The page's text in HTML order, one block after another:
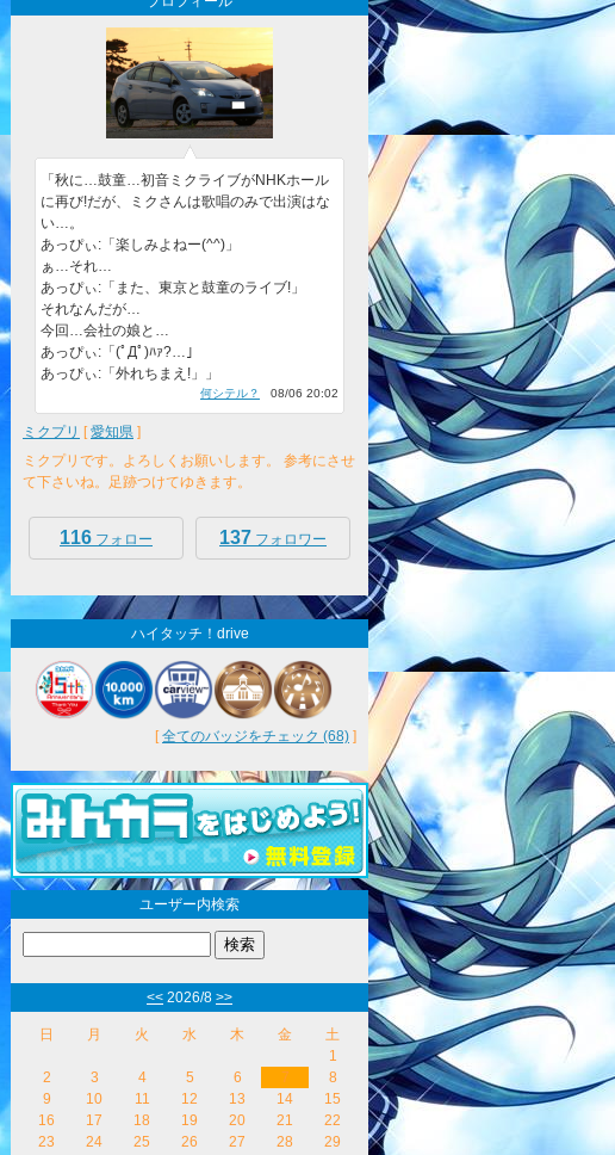
「秋に…鼓童…初音ミクライブがNHKホール
に再び!だが、ミクさんは歌唱のみで出演はな
い…。
あっぴぃ:「楽しみよねー(^^)」
ぁ…それ…
あっぴぃ:「また、東京と鼓童のライブ!」
それなんだが…
今回…会社の娘と…
あっぴぃ:「(ﾟДﾟ)ﾊｧ?…」
あっぴぃ:「外れちまえ!」」
何シテル？ 08/06 20:02
ミクプリ [愛知県 ]
ミクプリです。よろしくお願いします。 参考にさせ
て下さいね。足跡つけてゆきます。
116 フォロー 137 フォロワー
ハイタッチ！drive
[全てのバッジをチェック (68) ]
ユーザー内検索
<< 2026/8 >>
日 月 火 水 木 金
土
1
2
3 4 5 6 7
8
9
10 11 12 13 14
15
16
17 18 19 20 21
22
23
24 25 26 27 28
29